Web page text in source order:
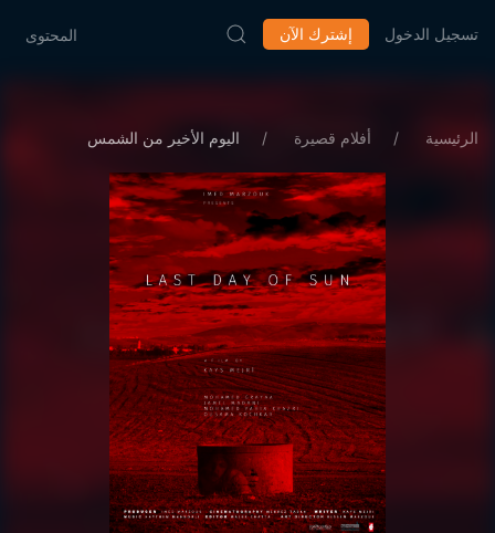
المحتوى إشترك الآن تسجيل الدخول
الرئيسية أفلام قصيرة اليوم الأخير من الشمس